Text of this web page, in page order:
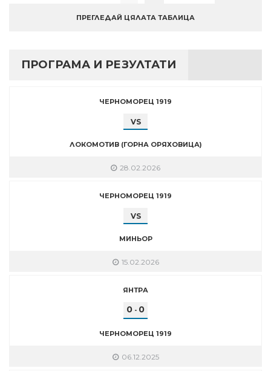
ПРЕГЛЕДАЙ ЦЯЛАТА ТАБЛИЦА
ПРОГРАМА И РЕЗУЛТАТИ
ЧЕРНОМОРЕЦ 1919
VS
ЛОКОМОТИВ (ГОРНА ОРЯХОВИЦА)
28.02.2026
ЧЕРНОМОРЕЦ 1919
VS
МИНЬОР
15.02.2026
ЯНТРА
0 - 0
ЧЕРНОМОРЕЦ 1919
06.12.2025